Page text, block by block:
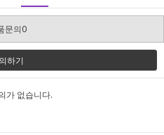
문의0
하기
가 없습니다.